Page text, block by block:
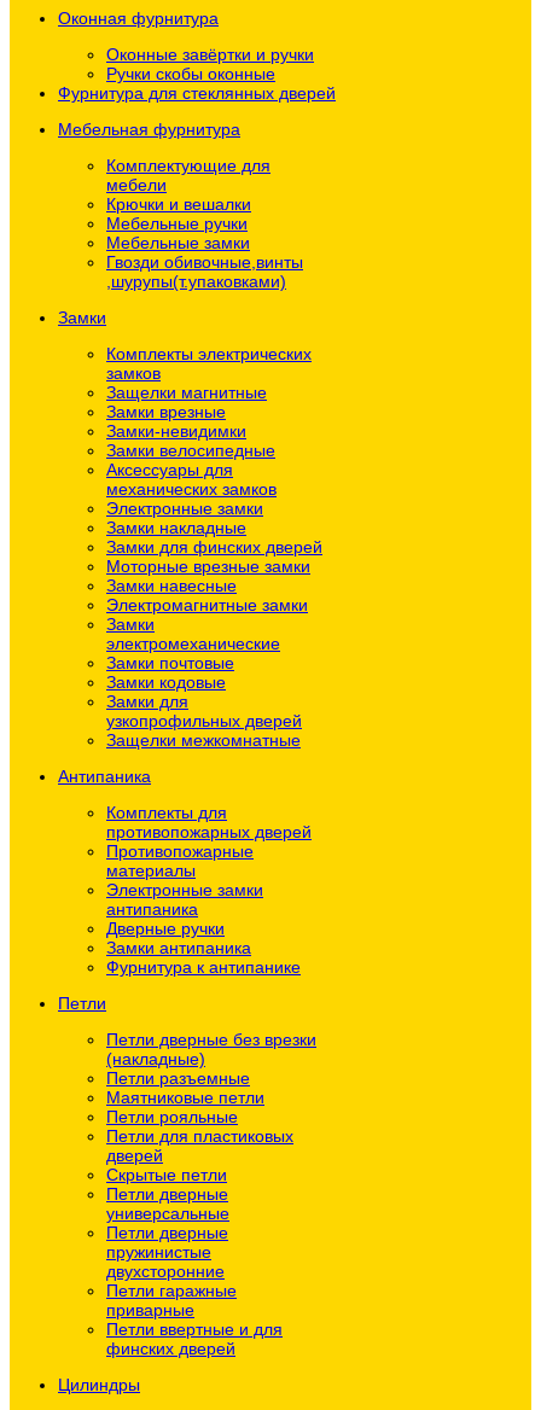
Оконная фурнитура
Оконные завёртки и ручки
Ручки скобы оконные
Фурнитура для стеклянных дверей
Мебельная фурнитура
Комплектующие для
мебели
Крючки и вешалки
Мебельные ручки
Мебельные замки
Гвозди обивочные,винты
,шурупы(т.упаковками)
Замки
Комплекты электрических
замков
Защелки магнитные
Замки врезные
Замки-невидимки
Замки велосипедные
Аксессуары для
механических замков
Электронные замки
Замки накладные
Замки для финских дверей
Моторные врезные замки
Замки навесные
Электромагнитные замки
Замки
электромеханические
Замки почтовые
Замки кодовые
Замки для
узкопрофильных дверей
Защелки межкомнатные
Антипаника
Комплекты для
противопожарных дверей
Противопожарные
материалы
Электронные замки
антипаника
Дверные ручки
Замки антипаника
Фурнитура к антипанике
Петли
Петли дверные без врезки
(накладные)
Петли разъемные
Маятниковые петли
Петли рояльные
Петли для пластиковых
дверей
Скрытые петли
Петли дверные
универсальные
Петли дверные
пружинистые
двухсторонние
Петли гаражные
приварные
Петли ввертные и для
финских дверей
Цилиндры